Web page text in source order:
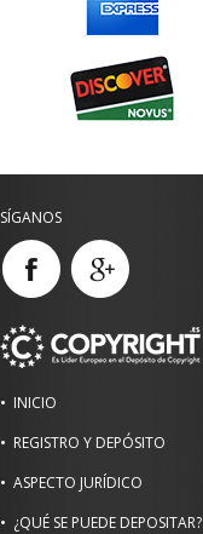
SÍGANOS
INICIO
REGISTRO Y DEPÓSITO
ASPECTO JURÍDICO
¿QUÉ SE PUEDE DEPOSITAR?